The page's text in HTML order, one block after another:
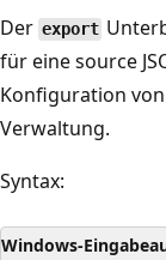
Der export
für eine source
Konfiguration
Verwaltung.
Syntax:
Windows-